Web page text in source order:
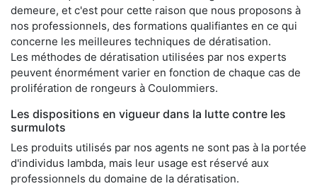
demeure, et c'est pour cette raison que nous proposons à
nos professionnels, des formations qualifiantes en ce qui
concerne les meilleures techniques de dératisation.
Les méthodes de dératisation utilisées par nos experts
peuvent énormément varier en fonction de chaque cas de
prolifération de rongeurs à Coulommiers.
Les dispositions en vigueur dans la lutte contre les
surmulots
Les produits utilisés par nos agents ne sont pas à la portée
d'individus lambda, mais leur usage est réservé aux
professionnels du domaine de la dératisation.